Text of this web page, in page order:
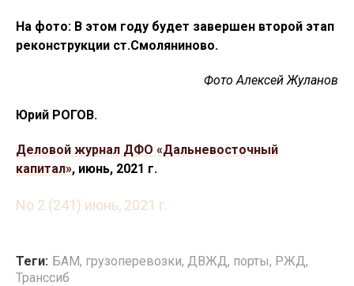
На фото: В этом году будет завершен второй этап
реконструкции ст.Смоляниново.
Фото Алексей Жуланов
Юрий РОГОВ.
Деловой журнал ДФО «Дальневосточный
капитал», июнь, 2021 г.
No 2 (241) июнь, 2021 г.
Теги: БАМ, грузоперевозки, ДВЖД, порты, РЖД,
Транссиб